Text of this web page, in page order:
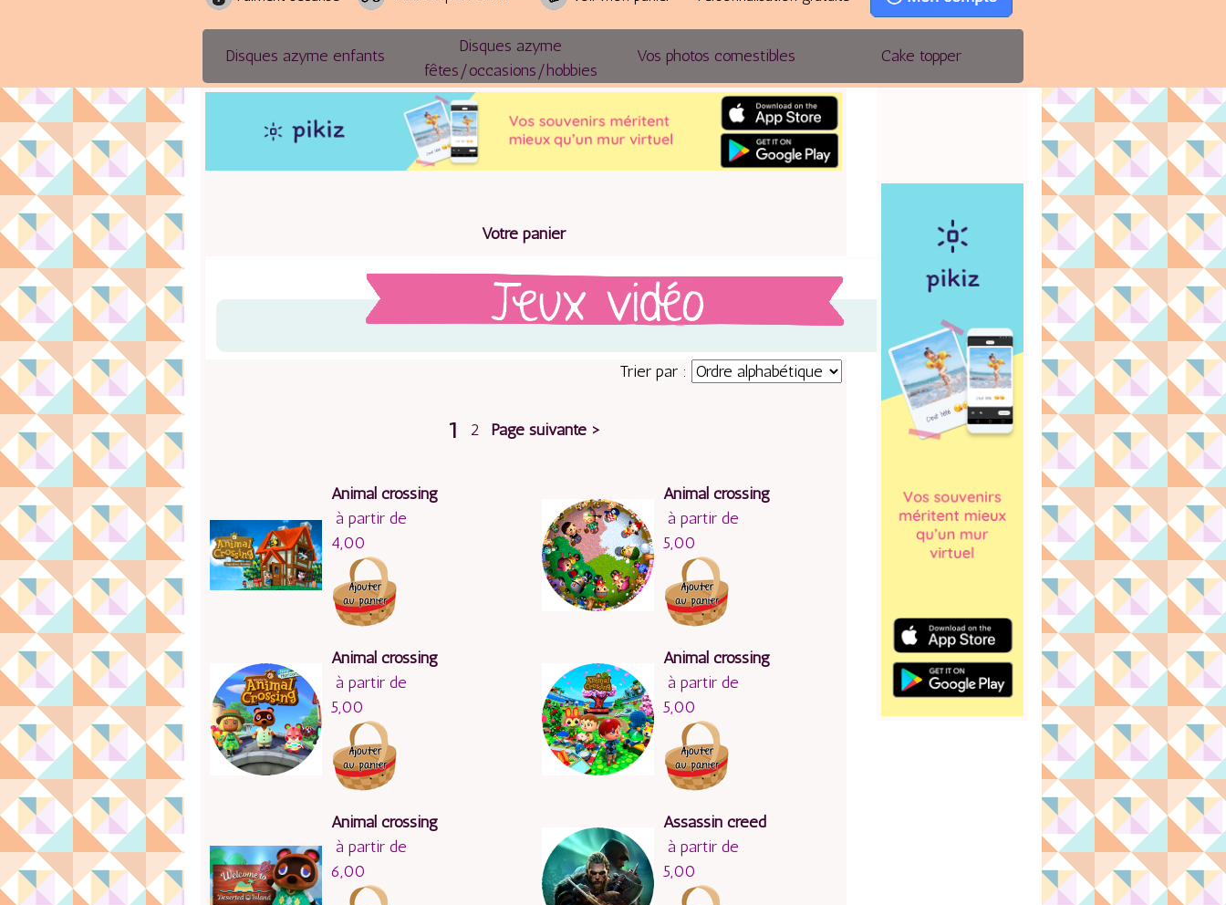
Disques azyme enfants
Disques azyme
fêtes/occasions/hobbies
Vos photos comestibles Cake topper
Votre panier
Trier par :
1 2 Page suivante >
Animal crossing
à partir de
4,00
Animal crossing
à partir de
5,00
Animal crossing
à partir de
5,00
Animal crossing
à partir de
5,00
Animal crossing
à partir de
6,00
Assassin creed
à partir de
5,00